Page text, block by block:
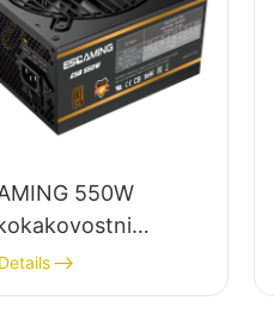
550W
za namizne
z